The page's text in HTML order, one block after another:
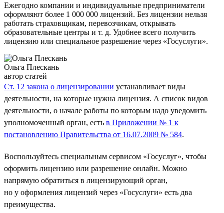
Ежегодно компании и индивидуальные предприниматели
оформляют более 1 000 000 лицензий. Без лицензии нельзя
работать страховщикам, перевозчикам, открывать
образовательные центры и т. д. Удобнее всего получить
лицензию или специальное разрешение через «Госуслуги».
Ольга Плескань
автор статей
Ст. 12 закона о лицензировании устанавливает виды
деятельности, на которые нужна лицензия. А список видов
деятельности, о начале работы по которым надо уведомить
уполномоченный орган, есть в Приложении № 1 к
постановлению Правительства от 16.07.2009 № 584.
Воспользуйтесь специальным сервисом «Госуслуг», чтобы
оформить лицензию или разрешение онлайн. Можно
напрямую обратиться в лицензирующий орган,
но у оформления лицензий через «Госуслуги» есть два
преимущества.